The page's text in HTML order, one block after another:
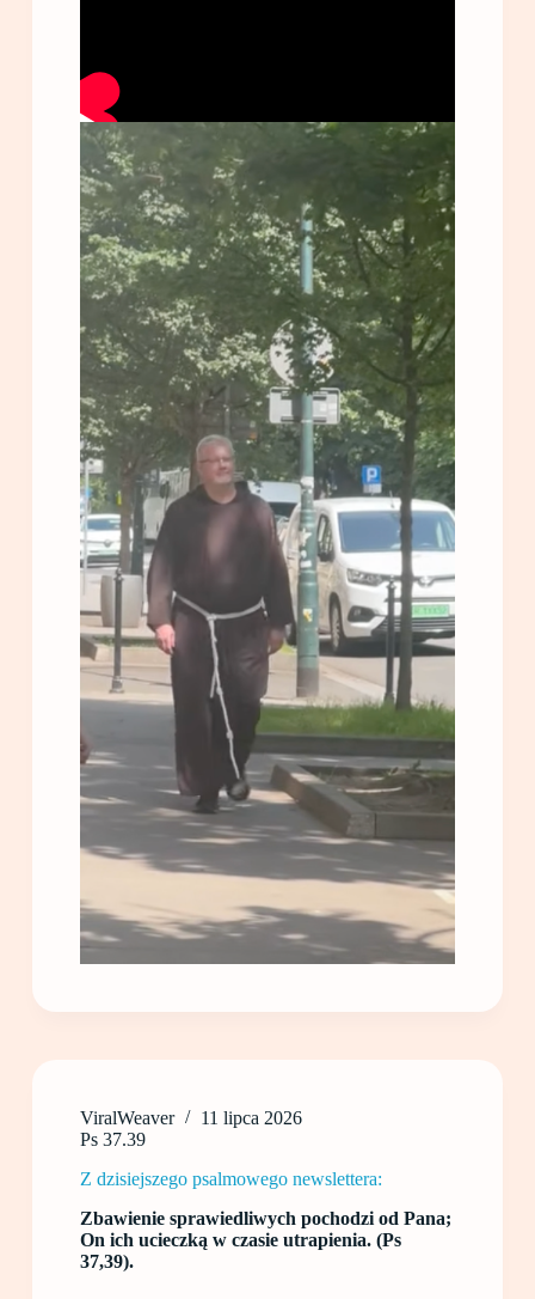
ViralWeaver
11 lipca 2026
Ps 37.39
Z dzisiejszego psalmowego newslettera:
Zbawienie sprawiedliwych pochodzi od Pana;
On ich ucieczką w czasie utrapienia. (Ps
37,39).